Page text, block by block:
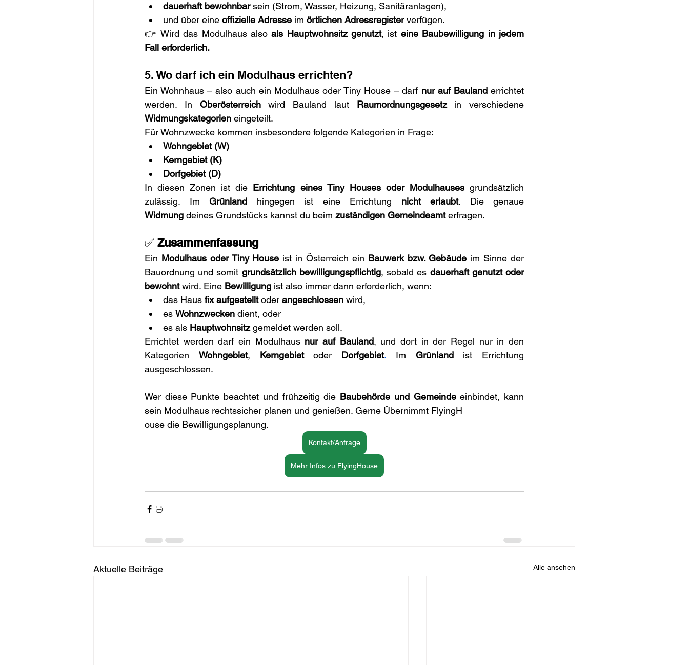
dauerhaft bewohnbar sein (Strom, Wasser, Heizung, Sanitäranlagen),
und über eine offizielle Adresse im örtlichen Adressregister verfügen.
👉 Wird das Modulhaus also als Hauptwohnsitz genutzt, ist eine Baubewilligung in jedem
Fall erforderlich.
5. Wo darf ich ein Modulhaus errichten?
Ein Wohnhaus – also auch ein Modulhaus oder Tiny House – darf nur auf Bauland errichtet
werden. In Oberösterreich wird Bauland laut Raumordnungsgesetz
Widmungskategorien eingeteilt.
Für Wohnzwecke kommen insbesondere folgende Kategorien in Frage:
Wohngebiet (W)
Kerngebiet (K)
Dorfgebiet (D)
In diesen Zonen ist die Errichtung eines Tiny Houses oder Modulhauses grundsätzlich
zulässig. Im Grünland hingegen ist eine Errichtung nicht erlaubt
Widmung deines Grundstücks kannst du beim zuständigen Gemeindeamt erfragen.
✅ Zusammenfassung
Ein Modulhaus oder Tiny House ist in Österreich ein Bauwerk bzw. Gebäude im Sinne der
Bauordnung und somit grundsätzlich bewilligungspflichtig, sobald es dauerhaft genutzt oder
bewohnt wird. Eine Bewilligung ist also immer dann erforderlich, wenn:
das Haus fix aufgestellt oder angeschlossen wird,
es Wohnzwecken dient, oder
es als Hauptwohnsitz gemeldet werden soll.
Errichtet werden darf ein Modulhaus nur auf Bauland, und dort in der Regel nur in den
Kategorien Wohngebiet, Kerngebiet oder Dorfgebiet. Im Grünland ist Errichtung
ausgeschlossen.
Wer diese Punkte beachtet und frühzeitig die Baubehörde und Gemeinde einbindet, kann
sein Modulhaus rechtssicher planen und genießen. Gerne Übernimmt FlyingH
ouse die Bewilligungsplanung.
Kontakt/Anfrage
Mehr Infos zu FlyingHouse
Aktuelle Beiträge Alle ansehen